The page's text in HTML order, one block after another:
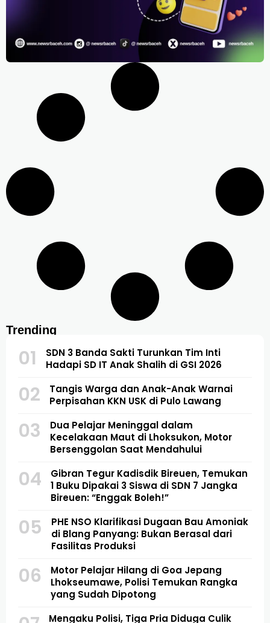
Trending
01
SDN 3 Banda Sakti Turunkan Tim Inti
Hadapi SD IT Anak Shalih di GSI 2026
02
Tangis Warga dan Anak-Anak Warnai
Perpisahan KKN USK di Pulo Lawang
03
Dua Pelajar Meninggal dalam
Kecelakaan Maut di Lhoksukon, Motor
Bersenggolan Saat Mendahului
04
Gibran Tegur Kadisdik Bireuen, Temukan
1 Buku Dipakai 3 Siswa di SDN 7 Jangka
Bireuen: “Enggak Boleh!”
05
PHE NSO Klarifikasi Dugaan Bau Amoniak
di Blang Panyang: Bukan Berasal dari
Fasilitas Produksi
06
Motor Pelajar Hilang di Goa Jepang
Lhokseumawe, Polisi Temukan Rangka
yang Sudah Dipotong
Mengaku Polisi, Tiga Pria Diduga Culik